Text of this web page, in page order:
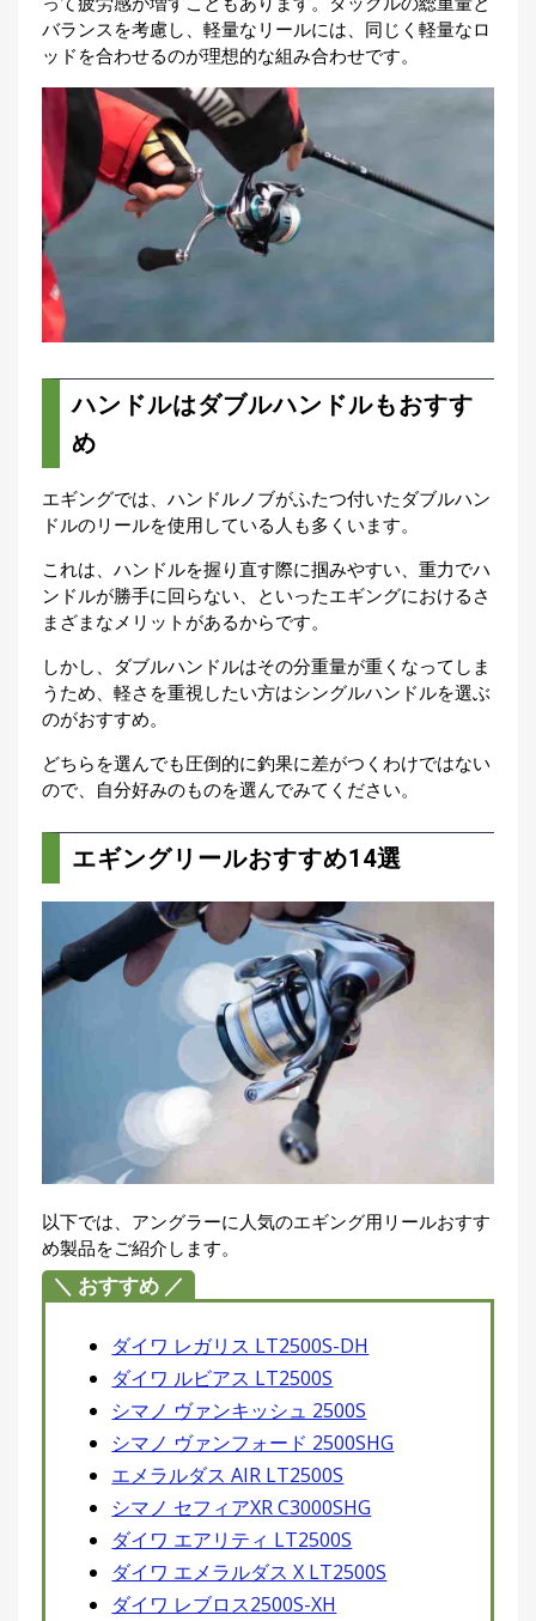
バランスを考慮し、軽量なリールには、同じく軽量なロ
ッドを合わせるのが理想的な組み合わせです。
ハンドルはダブルハンドルもおすす
め
エギングでは、ハンドルノブがふたつ付いたダブルハン
ドルのリールを使用している人も多くいます。
これは、ハンドルを握り直す際に掴みやすい、重力でハ
ンドルが勝手に回らない、といったエギングにおけるさ
まざまなメリットがあるからです。
しかし、ダブルハンドルはその分重量が重くなってしま
うため、軽さを重視したい方はシングルハンドルを選ぶ
のがおすすめ。
どちらを選んでも圧倒的に釣果に差がつくわけではない
ので、自分好みのものを選んでみてください。
エギングリールおすすめ14選
以下では、アングラーに人気のエギング用リールおすす
め製品をご紹介します。
＼ おすすめ ／
ダイワ レガリス LT2500S-DH
ダイワ ルビアス LT2500S
シマノ ヴァンキッシュ 2500S
シマノ ヴァンフォード 2500SHG
エメラルダス AIR LT2500S
シマノ セフィアXR C3000SHG
ダイワ エアリティ LT2500S
ダイワ エメラルダス X LT2500S
ダイワ レブロス2500S-XH